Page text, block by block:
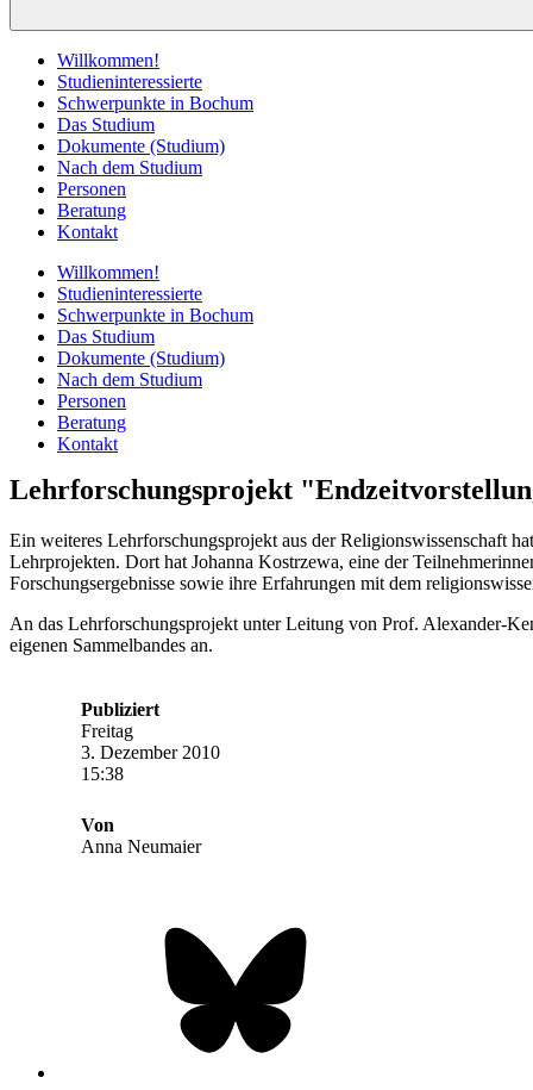
Willkommen!
Studieninteressierte
Schwerpunkte in Bochum
Das Studium
Dokumente (Studium)
Nach dem Studium
Personen
Beratung
Kontakt
Willkommen!
Studieninteressierte
Schwerpunkte in Bochum
Das Studium
Dokumente (Studium)
Nach dem Studium
Personen
Beratung
Kontakt
Lehrforschungsprojekt
Ein weiteres Lehrforschungsprojekt aus der Religionswissenschaft
Lehrprojekten. Dort hat Johanna Kostrzewa, eine der
Forschungsergebnisse sowie ihre Erfahrungen mit dem
An das Lehrforschungsprojekt unter Leitung von Prof. Alexander-
eigenen Sammelbandes an.
Publiziert
Freitag
3. Dezember 2010
15:38
Von
Anna Neumaier